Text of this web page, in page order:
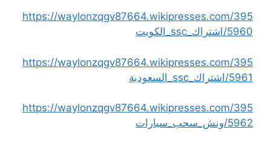
https://waylonzqgv87664.wikipresses.com/395
5960/اشتراك_ssc_الكويت
https://waylonzqgv87664.wikipresses.com/395
5961/اشتراك_ssc_السعودية
https://waylonzqgv87664.wikipresses.com/395
5962/ونش_سحب_سيارات